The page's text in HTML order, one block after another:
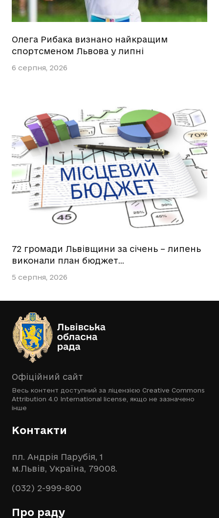
Олега Рибака визнано найкращим
спортсменом Львова у липні
6 серпня, 2026
72 громади Львівщини за січень – липень
виконали план бюджет…
5 серпня, 2026
Офіційний сайт
Весь контент доступний за ліцензією Creative Commons
Attribution 4.0 International license , якщо не зазначено
інше
Контакти
пл. Андрія Парубія, 1
м.Львів, Україна, 79008.
(032) 2-999-800
Про раду